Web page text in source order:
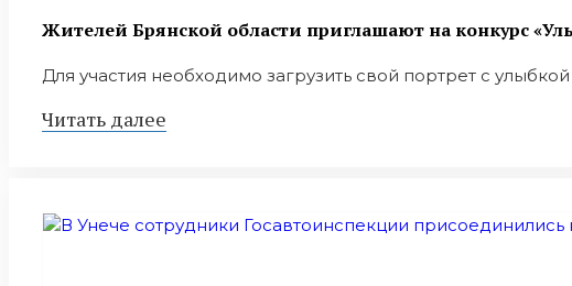
Жителей Брянской области приглашают на конкурс
Для участия необходимо загрузить свой портрет с
Читать далее